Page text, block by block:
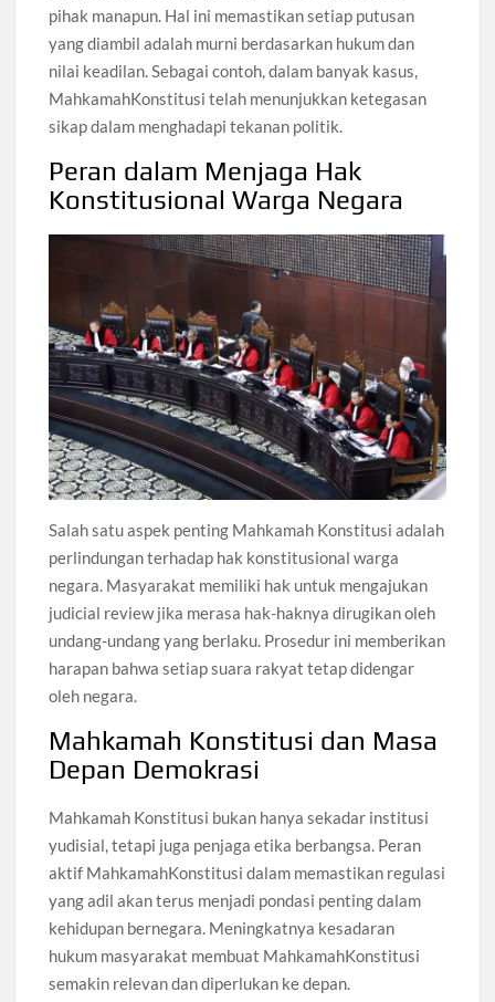
pihak manapun. Hal ini memastikan setiap putusan
yang diambil adalah murni berdasarkan hukum dan
nilai keadilan. Sebagai contoh, dalam banyak kasus,
MahkamahKonstitusi telah menunjukkan ketegasan
sikap dalam menghadapi tekanan politik.
Peran dalam Menjaga Hak
Konstitusional Warga Negara
Salah satu aspek penting Mahkamah Konstitusi adalah
perlindungan terhadap hak konstitusional warga
negara. Masyarakat memiliki hak untuk mengajukan
judicial review jika merasa hak-haknya dirugikan oleh
undang-undang yang berlaku. Prosedur ini memberikan
harapan bahwa setiap suara rakyat tetap didengar
oleh negara.
Mahkamah Konstitusi dan Masa
Depan Demokrasi
Mahkamah Konstitusi bukan hanya sekadar institusi
yudisial, tetapi juga penjaga etika berbangsa. Peran
aktif MahkamahKonstitusi dalam memastikan regulasi
yang adil akan terus menjadi pondasi penting dalam
kehidupan bernegara. Meningkatnya kesadaran
hukum masyarakat membuat MahkamahKonstitusi
semakin relevan dan diperlukan ke depan.